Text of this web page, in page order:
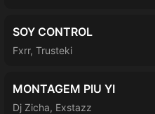
SOY CONTROL
Fxrr, Trusteki
MONTAGEM PIU YI
Dj Zicha, Exstazz